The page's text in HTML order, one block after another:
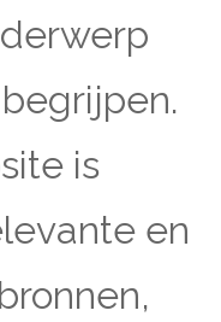
is
en